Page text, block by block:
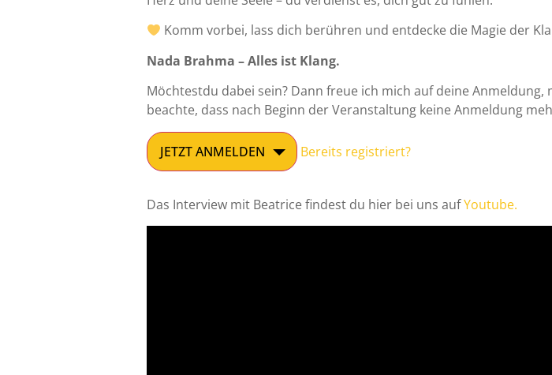
Komm vorbei, lass dich berühren und entdecke die Magie der
Nada Brahma – Alles ist Klang.
Möchtestdu dabei sein? Dann freue ich mich auf deine
beachte, dass nach Beginn der Veranstaltung keine Anmeldung
JETZT ANMELDEN Bereits registriert?
Das Interview mit Beatrice findest du hier bei uns aufYoutube.